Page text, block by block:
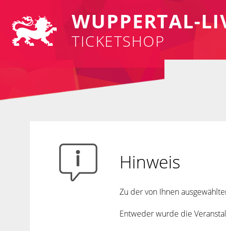
WUPPERTAL-
TICKETSHOP
Hinweis
Zu der von Ihnen
Entweder wurde die